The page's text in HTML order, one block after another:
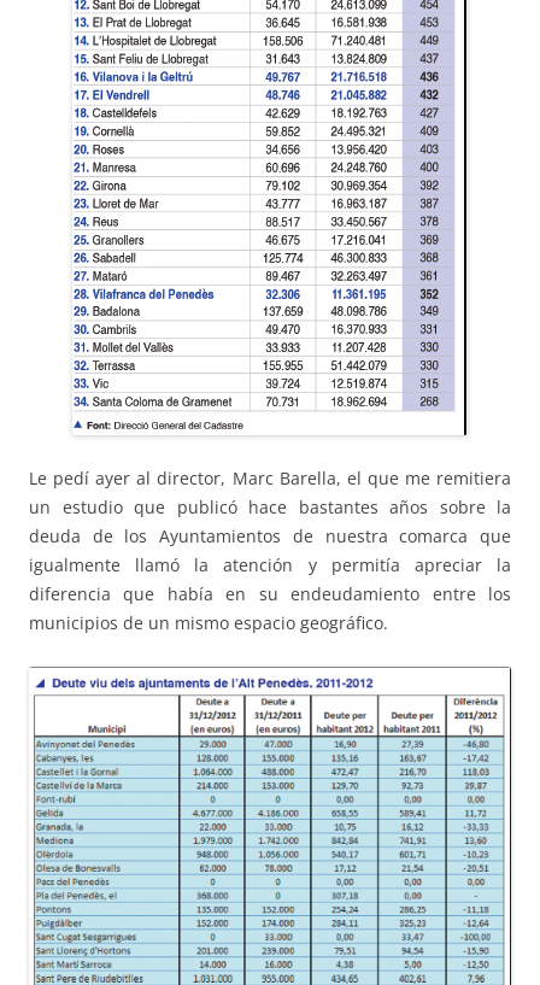
Le pedí ayer al director, Marc Barella, el que me remitiera
un estudio que publicó hace bastantes años sobre la
deuda de los Ayuntamientos de nuestra comarca que
igualmente llamó la atención y permitía apreciar la
diferencia que había en su endeudamiento entre los
municipios de un mismo espacio geográfico.